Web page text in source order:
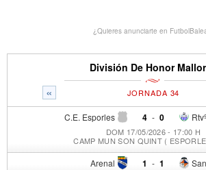
¿Quieres anunciarte en
División De Honor
« JORNADA 34
C.E. Esporles 4 - 0
DOM 17/05/2026 - 17:00 H
CAMP MUN SON QUINT (
Arenal 1 - 1